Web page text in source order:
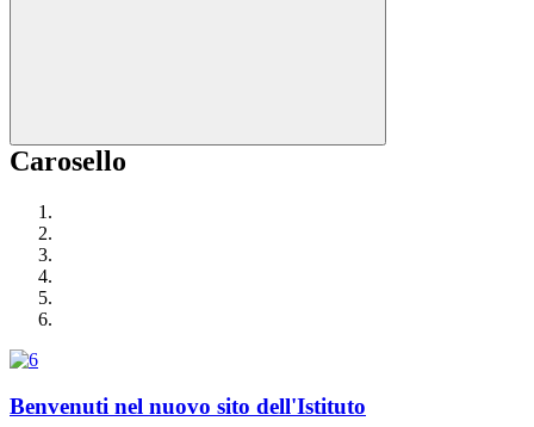
Carosello
Benvenuti nel nuovo sito dell'Istituto